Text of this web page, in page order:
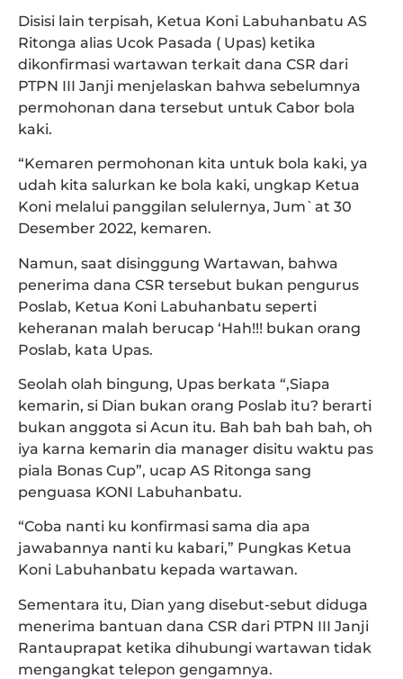
Disisi lain terpisah, Ketua Koni Labuhanbatu AS
Ritonga alias Ucok Pasada ( Upas) ketika
dikonfirmasi wartawan terkait dana CSR dari
PTPN III Janji menjelaskan bahwa sebelumnya
permohonan dana tersebut untuk Cabor bola
kaki.
“Kemaren permohonan kita untuk bola kaki, ya
udah kita salurkan ke bola kaki, ungkap Ketua
Koni melalui panggilan selulernya, Jum`at 30
Desember 2022, kemaren.
Namun, saat disinggung Wartawan, bahwa
penerima dana CSR tersebut bukan pengurus
Poslab, Ketua Koni Labuhanbatu seperti
keheranan malah berucap ‘Hah!!! bukan orang
Poslab, kata Upas.
Seolah olah bingung, Upas berkata “,Siapa
kemarin, si Dian bukan orang Poslab itu? berarti
bukan anggota si Acun itu. Bah bah bah bah, oh
iya karna kemarin dia manager disitu waktu pas
piala Bonas Cup”, ucap AS Ritonga sang
penguasa KONI Labuhanbatu.
“Coba nanti ku konfirmasi sama dia apa
jawabannya nanti ku kabari,” Pungkas Ketua
Koni Labuhanbatu kepada wartawan.
Sementara itu, Dian yang disebut-sebut diduga
menerima bantuan dana CSR dari PTPN III Janji
Rantauprapat ketika dihubungi wartawan tidak
mengangkat telepon gengamnya.